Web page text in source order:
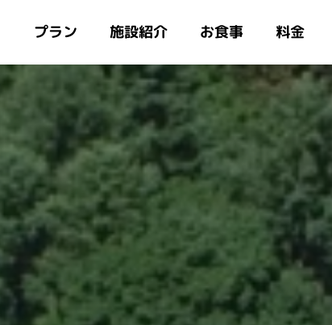
プラン 施設紹介 お食事 料金